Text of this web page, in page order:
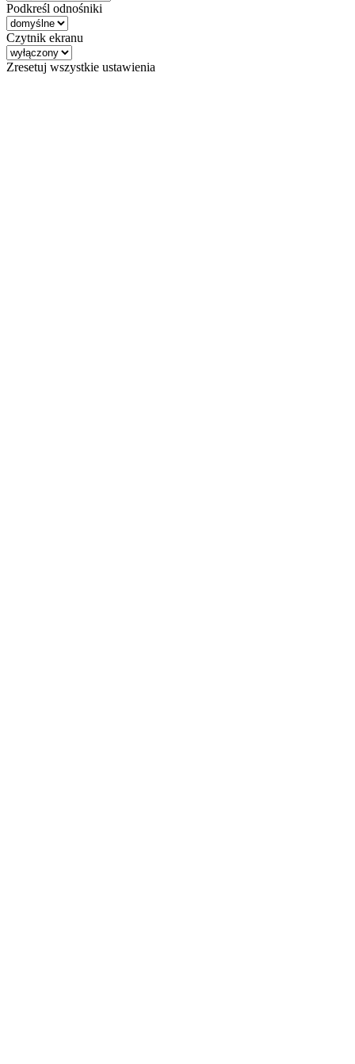
Podkreśl odnośniki
Czytnik ekranu
Zresetuj wszystkie ustawienia